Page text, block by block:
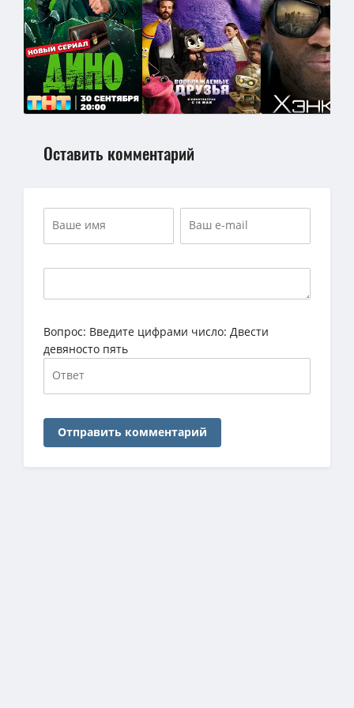
Оставить комментарий
Вопрос: Введите цифрами число: Двести
девяносто пять
Отправить комментарий